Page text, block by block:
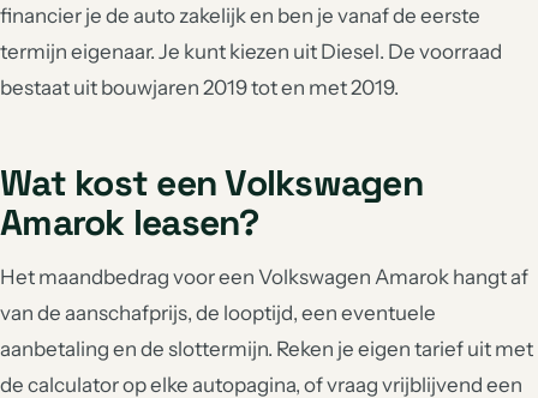
financier je de auto zakelijk en ben je vanaf de eerste
termijn eigenaar. Je kunt kiezen uit Diesel. De voorraad
bestaat uit bouwjaren 2019 tot en met 2019.
Wat kost een Volkswagen
Amarok leasen?
Het maandbedrag voor een Volkswagen Amarok hangt af
van de aanschafprijs, de looptijd, een eventuele
aanbetaling en de slottermijn. Reken je eigen tarief uit met
de calculator op elke autopagina, of vraag vrijblijvend een